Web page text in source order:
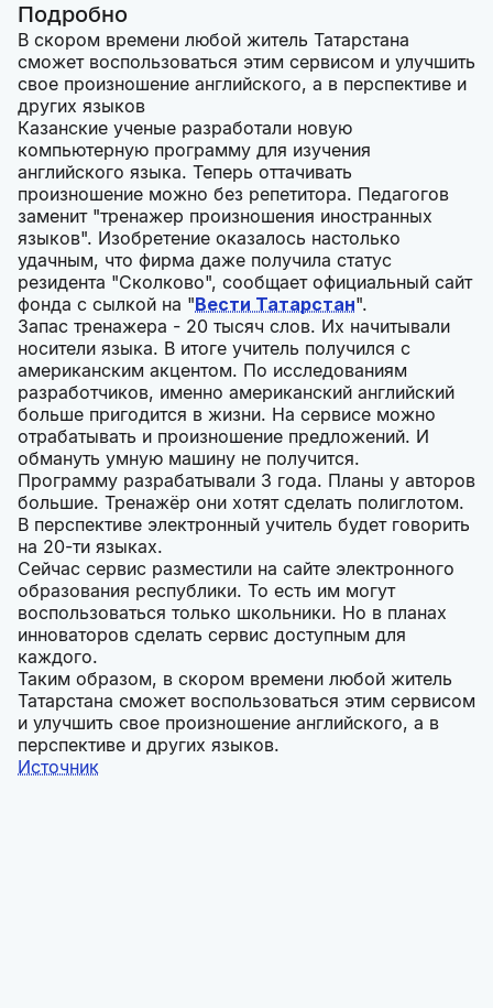
Подробно
В скором времени любой житель Татарстана
сможет воспользоваться этим сервисом и улучшить
свое произношение английского, а в перспективе и
других языков
Казанские ученые разработали новую
компьютерную программу для изучения
английского языка. Теперь оттачивать
произношение можно без репетитора. Педагогов
заменит "тренажер произношения иностранных
языков". Изобретение оказалось настолько
удачным, что фирма даже получила статус
резидента "Сколково", сообщает официальный сайт
фонда с сылкой на "Вести Татарстан".
Запас тренажера - 20 тысяч слов. Их начитывали
носители языка. В итоге учитель получился с
американским акцентом. По исследованиям
разработчиков, именно американский английский
больше пригодится в жизни. На сервисе можно
отрабатывать и произношение предложений. И
обмануть умную машину не получится.
Программу разрабатывали 3 года. Планы у авторов
большие. Тренажёр они хотят сделать полиглотом.
В перспективе электронный учитель будет говорить
на 20-ти языках.
Сейчас сервис разместили на сайте электронного
образования республики. То есть им могут
воспользоваться только школьники. Но в планах
инноваторов сделать сервис доступным для
каждого.
Таким образом, в скором времени любой житель
Татарстана сможет воспользоваться этим сервисом
и улучшить свое произношение английского, а в
перспективе и других языков.
Источник